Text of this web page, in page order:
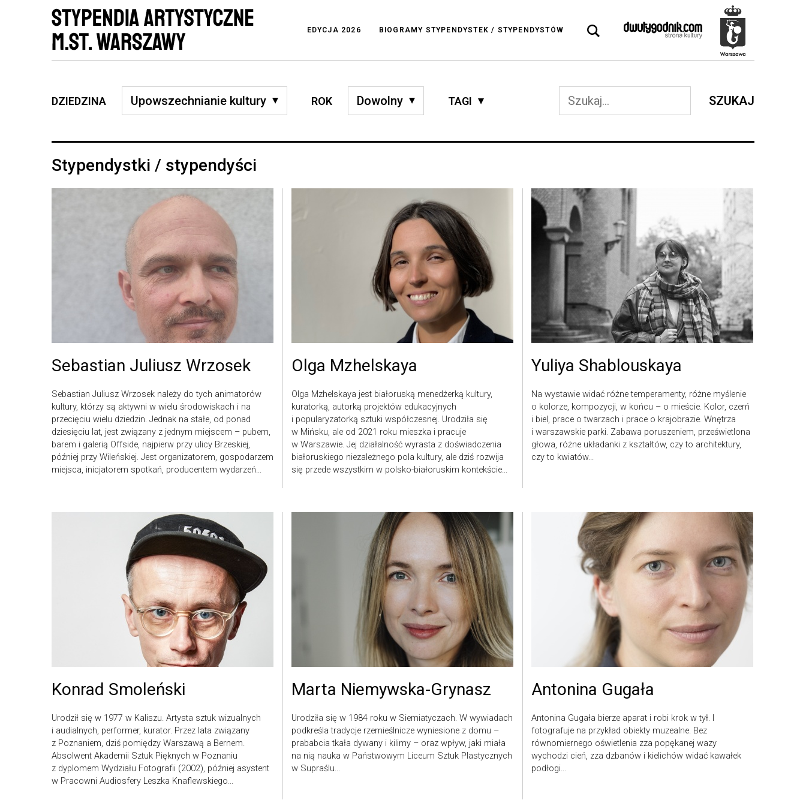
EDYCJA 2026 BIOGRAMY STYPENDYSTEK / STYPENDYSTÓW
DZIEDZINA ROK TAGI SZUKAJ
Stypendystki / stypendyści
Sebastian Juliusz Wrzosek
Sebastian Juliusz Wrzosek należy do tych animatorów
kultury, którzy są aktywni w wielu środowiskach i na
przecięciu wielu dziedzin. Jednak na stałe, od ponad
dziesięciu lat, jest związany z jednym miejscem – pubem,
barem i galerią Offside, najpierw przy ulicy Brzeskiej,
później przy Wileńskiej. Jest organizatorem, gospodarzem
miejsca, inicjatorem spotkań, producentem wydarzeń...
Olga Mzhelskaya
Olga Mzhelskaya jest białoruską menedżerką kultury,
kuratorką, autorką projektów edukacyjnych
i popularyzatorką sztuki współczesnej. Urodziła się
w Mińsku, ale od 2021 roku mieszka i pracuje
w Warszawie. Jej działalność wyrasta z doświadczenia
białoruskiego niezależnego pola kultury, ale dziś rozwija
się przede wszystkim w polsko-białoruskim kontekście...
Yuliya Shablouskaya
Na wystawie widać różne temperamenty, różne myślenie
o kolorze, kompozycji, w końcu – o mieście. Kolor, czerń
i biel, prace o twarzach i prace o krajobrazie. Wnętrza
i warszawskie parki. Zabawa poruszeniem, prześwietlona
głowa, różne układanki z kształtów, czy to architektury,
czy to kwiatów...
Konrad Smoleński
Urodził się w 1977 w Kaliszu. Artysta sztuk wizualnych
i audialnych, performer, kurator. Przez lata związany
z Poznaniem, dziś pomiędzy Warszawą a Bernem.
Absolwent Akademii Sztuk Pięknych w Poznaniu
z dyplomem Wydziału Fotografii (2002), później asystent
w Pracowni Audiosfery Leszka Knaflewskiego...
Marta Niemywska-Grynasz
Urodziła się w 1984 roku w Siemiatyczach. W wywiadach
podkreśla tradycje rzemieślnicze wyniesione z domu –
prababcia tkała dywany i kilimy – oraz wpływ, jaki miała
na nią nauka w Państwowym Liceum Sztuk Plastycznych
w Supraślu...
Antonina Gugała
Antonina Gugała bierze aparat i robi krok w tył. I
fotografuje na przykład obiekty muzealne. Bez
równomiernego oświetlenia zza popękanej wazy
wychodzi cień, zza dzbanów i kielichów widać kawałek
podłogi…